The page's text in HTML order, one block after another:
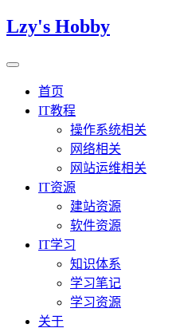
Lzy's Hobby
首页
IT教程
操作系统相关
网络相关
网站运维相关
IT资源
建站资源
软件资源
IT学习
知识体系
学习笔记
学习资源
关于